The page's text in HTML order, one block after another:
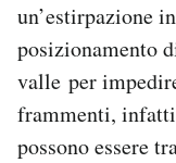
un’estirpazione
posizionamento
valle per
frammenti,
possono essere